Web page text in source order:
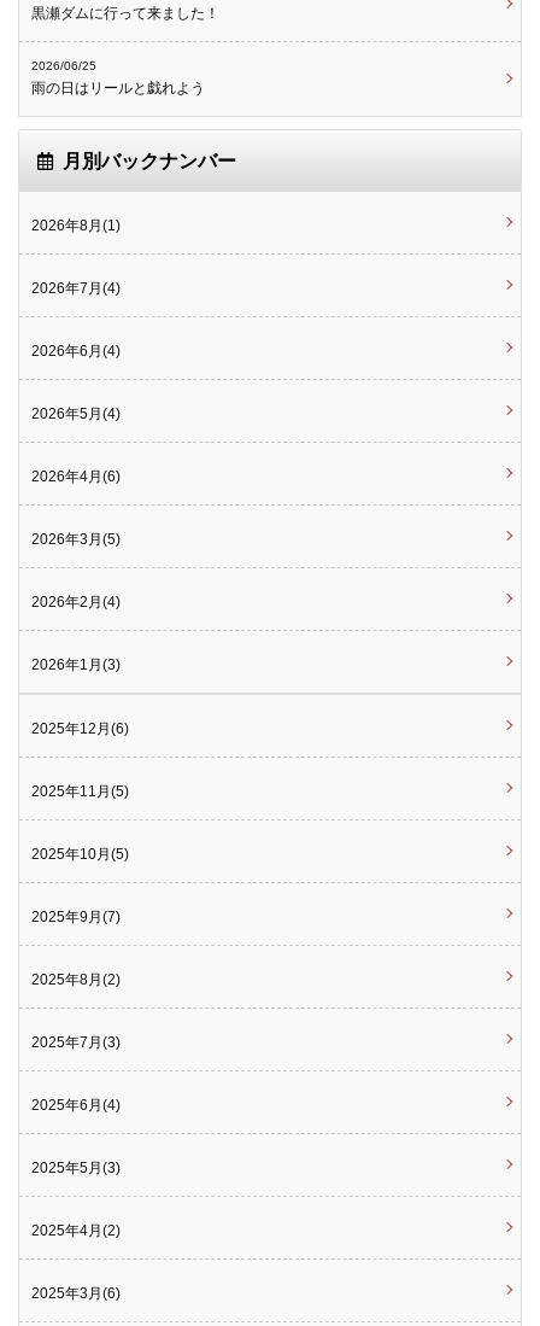
黒瀬ダムに行って来ました！
2026/06/25
雨の日はリールと戯れよう
月別バックナンバー
2026年8月(1)
2026年7月(4)
2026年6月(4)
2026年5月(4)
2026年4月(6)
2026年3月(5)
2026年2月(4)
2026年1月(3)
2025年12月(6)
2025年11月(5)
2025年10月(5)
2025年9月(7)
2025年8月(2)
2025年7月(3)
2025年6月(4)
2025年5月(3)
2025年4月(2)
2025年3月(6)